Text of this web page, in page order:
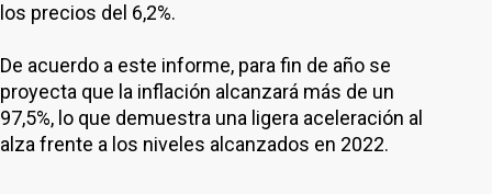
los precios del 6,2%.
De acuerdo a este informe, para fin de año se
proyecta que la inflación alcanzará más de un
97,5%, lo que demuestra una ligera aceleración al
alza frente a los niveles alcanzados en 2022.